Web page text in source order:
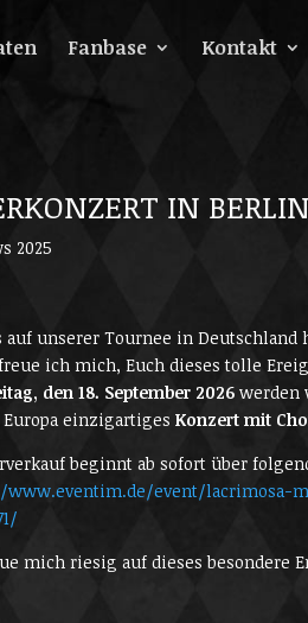
Fanbase Kontakt
IN BERLIN
2025
auf unserer Tournee in
ich mich, Euch dieses tolle
den 18. September 2026werden
einzigartiges Konzert mit
beginnt ab sofort über
event/lacrimosa-
mich riesig auf dieses besondere